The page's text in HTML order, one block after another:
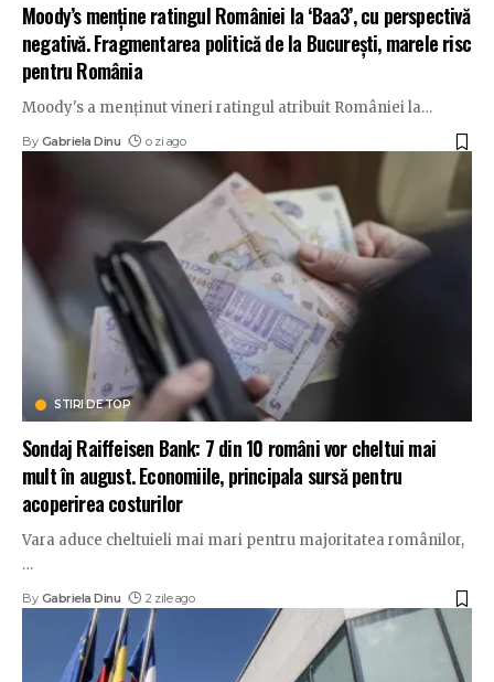
Moody’s menține ratingul României la ‘Baa3’, cu perspectivă
negativă. Fragmentarea politică de la București, marele risc
pentru România
Moody's a menținut vineri ratingul atribuit României la…
By Gabriela Dinu o zi ago
STIRI DE TOP
Sondaj Raiffeisen Bank: 7 din 10 români vor cheltui mai
mult în august. Economiile, principala sursă pentru
acoperirea costurilor
Vara aduce cheltuieli mai mari pentru majoritatea românilor,
…
By Gabriela Dinu 2 zile ago